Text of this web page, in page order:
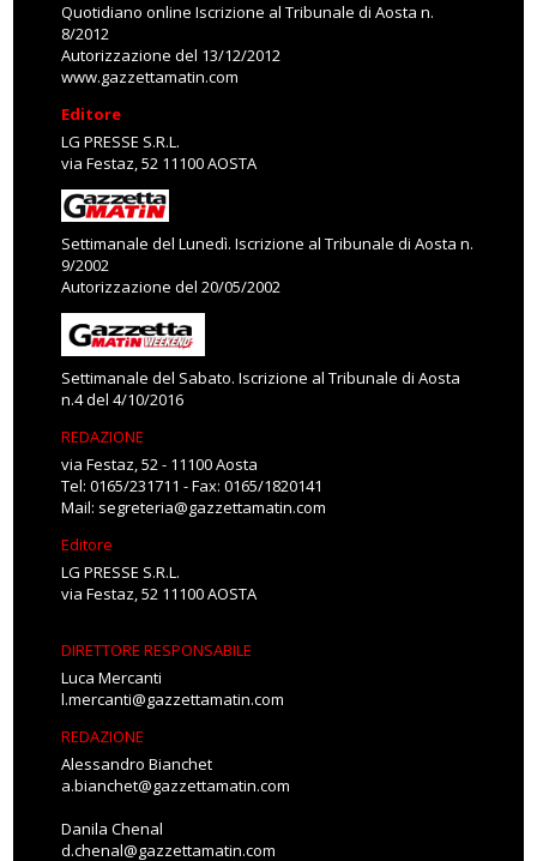
Quotidiano online Iscrizione al Tribunale di Aosta n.
8/2012
Autorizzazione del 13/12/2012
www.gazzettamatin.com
Editore
LG PRESSE S.R.L.
via Festaz, 52 11100 AOSTA
Settimanale del Lunedì. Iscrizione al Tribunale di Aosta n.
9/2002
Autorizzazione del 20/05/2002
Settimanale del Sabato. Iscrizione al Tribunale di Aosta
n.4 del 4/10/2016
REDAZIONE
via Festaz, 52 - 11100 Aosta
Tel: 0165/231711 - Fax: 0165/1820141
Mail: segreteria@gazzettamatin.com
Editore
LG PRESSE S.R.L.
via Festaz, 52 11100 AOSTA
DIRETTORE RESPONSABILE
Luca Mercanti
l.mercanti@gazzettamatin.com
REDAZIONE
Alessandro Bianchet
a.bianchet@gazzettamatin.com
Danila Chenal
d.chenal@gazzettamatin.com